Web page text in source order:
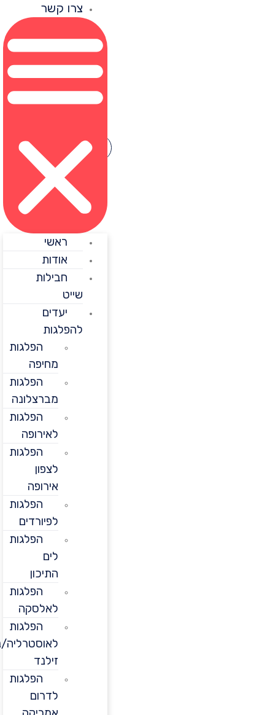
צרו קשר
ראשי
אודות
חבילות
יעדים
להפלגות
הפלגות
מחיפה
הפלגות
מברצלונה
הפלגות
לאירופה
הפלגות
אירופה
הפלגות
לפיורדים
הפלגות
התיכון
הפלגות
לאלסקה
הפלגות
לאוסטרליה/ניו
הפלגות
לדרום